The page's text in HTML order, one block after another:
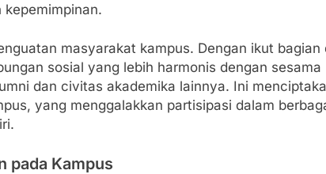
masyarakat kampus. Dengan ikut bagian
sosial yang lebih harmonis dengan sesama
dan civitas akademika lainnya. Ini
yang menggalakkan partisipasi dalam
pada Kampus